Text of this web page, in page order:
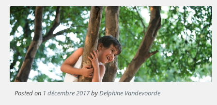
Posted on 1 décembre 2017byDelphine Vandevoorde